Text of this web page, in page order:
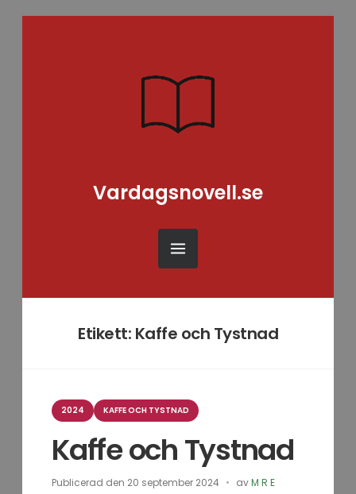
Vardagsnovell.se
Etikett: Kaffe och Tystnad
Kategorier
2024 KAFFE OCH TYSTNAD
Kaffe och Tystnad
Publicerad den 20 september 2024 avM R E